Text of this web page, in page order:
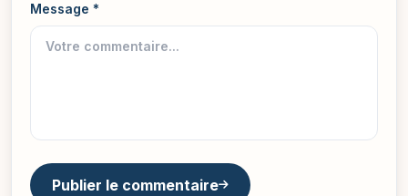
Message *
Publier le commentaire